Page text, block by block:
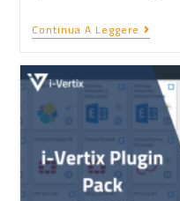
Continua A Leggere